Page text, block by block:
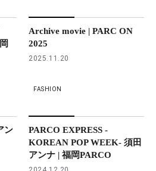
Archive movie | PARC ON
2025
2025.11.20
ン
FASHION
PARCO EXPRESS -
KOREAN POP WEEK- 須田
アンナ | 福岡PARCO